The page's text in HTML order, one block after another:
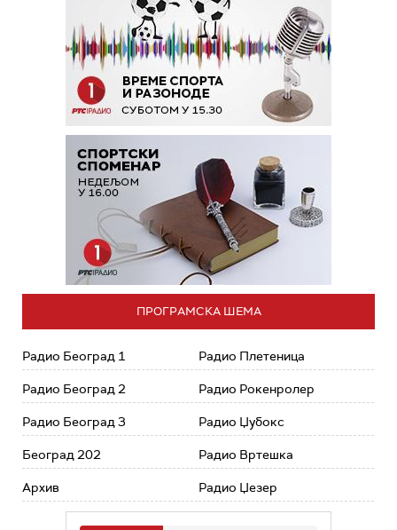
ПРОГРАМСКА ШЕМА
Радио Београд 1
Радио Београд 2
Радио Београд 3
Београд 202
Архив
Радио Плетеница
Радио Рокенролер
Радио Џубокс
Радио Вртешка
Радио Џезер